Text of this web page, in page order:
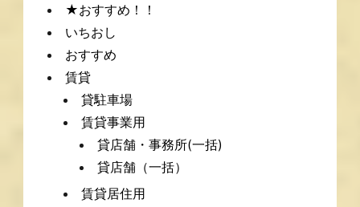
★おすすめ！！
いちおし
おすすめ
賃貸
貸駐車場
賃貸事業用
貸店舗・事務所(一括)
貸店舗（一括）
賃貸居住用